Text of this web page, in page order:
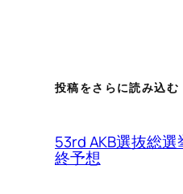
投稿をさらに読み込む
53rd AKB選抜総選
終予想